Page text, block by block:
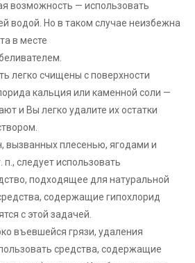
возможность — использовать
водой. Но в таком случае неизбежна
в месте
легко счищены с поверхности
кальция или каменной соли —
и Вы легко удалите их остатки
вызванных плесенью, ягодами и
следует использовать
подходящее для натуральной
содержащие гипохлорид
с этой задачей.
въевшейся грязи, удаления
средства, содержащие